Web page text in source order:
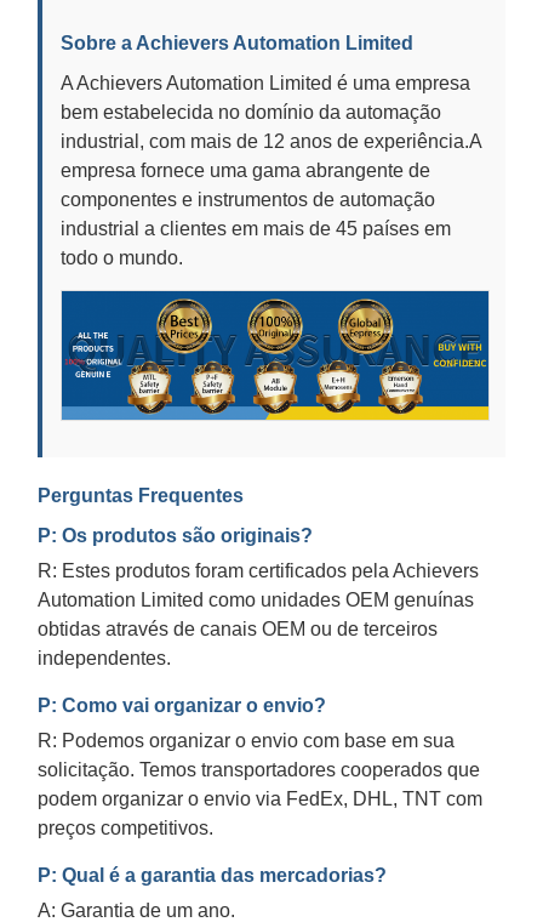
Sobre a Achievers Automation Limited
A Achievers Automation Limited é uma empresa
bem estabelecida no domínio da automação
industrial, com mais de 12 anos de experiência.A
empresa fornece uma gama abrangente de
componentes e instrumentos de automação
industrial a clientes em mais de 45 países em
todo o mundo.
Perguntas Frequentes
P: Os produtos são originais?
R: Estes produtos foram certificados pela Achievers
Automation Limited como unidades OEM genuínas
obtidas através de canais OEM ou de terceiros
independentes.
P: Como vai organizar o envio?
R: Podemos organizar o envio com base em sua
solicitação. Temos transportadores cooperados que
podem organizar o envio via FedEx, DHL, TNT com
preços competitivos.
P: Qual é a garantia das mercadorias?
A: Garantia de um ano.